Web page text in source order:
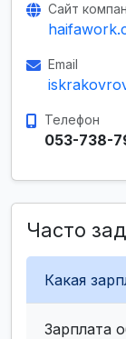
Сайт
Email
Телефон
053-738-
Часто
Какая
Зарплата